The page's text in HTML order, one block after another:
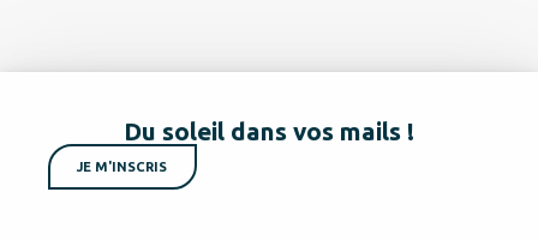
Du soleil dans vos mails !
JE M'INSCRIS